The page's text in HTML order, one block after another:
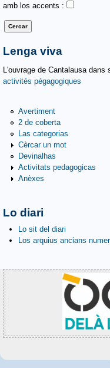
amb los accents :
Lenga viva
L'ouvrage de Cantalausa
activités pégagogiques
Avertiment
2 de coberta
Las categorias
Cèrcar un mot
Devinalhas
Activitats pedagogicas
Anèxes
Lo diari
Lo sit del diari
Los arquius ancians